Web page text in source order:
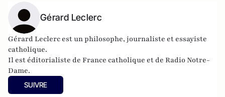
Gérard Leclerc
Gérard Leclerc est un philosophe, journaliste et essayiste
catholique.
Il est éditorialiste de France catholique et de Radio Notre-
Dame.
Il est l'auteur de l'
de la modernité ambiante)
SUIVRE